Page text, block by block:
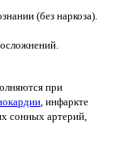
(без наркоза).
при
, инфаркте
сонных артерий,